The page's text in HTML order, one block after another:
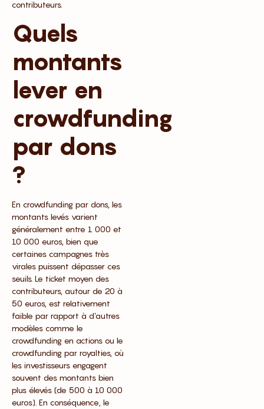
contributeurs.
Quels
montants
lever en
crowdfunding
par dons
?
En crowdfunding par dons, les
montants levés varient
généralement entre 1 000 et
10 000 euros, bien que
certaines campagnes très
virales puissent dépasser ces
seuils. Le ticket moyen des
contributeurs, autour de 20 à
50 euros, est relativement
faible par rapport à d’autres
modèles comme le
crowdfunding en actions ou le
crowdfunding par royalties, où
les investisseurs engagent
souvent des montants bien
plus élevés (de 500 à 10 000
euros). En conséquence, le